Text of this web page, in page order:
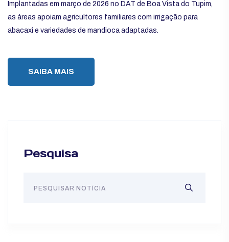
Implantadas em março de 2026 no DAT de Boa Vista do Tupim,
as áreas apoiam agricultores familiares com irrigação para
abacaxi e variedades de mandioca adaptadas.
SAIBA MAIS
Pesquisa